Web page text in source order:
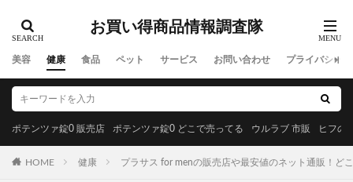
お買い得商品情報調査隊
美容 健康 食品 ペット サービス お問い合わせ プライバシー
ポテンツァ錠0 販売店 ポテンツァ錠0 どこで売ってる ウルラブ 市販 ヒフの
HOME 健康 プラサス for menの販売店や最安値のネット通販！ど